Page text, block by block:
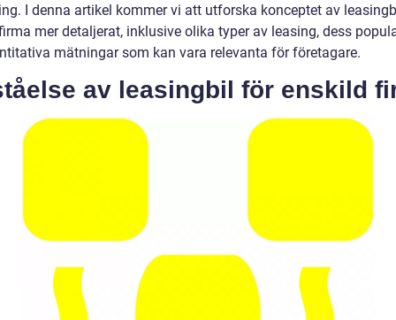
I denna artikel kommer vi att utforska konceptet av
mer detaljerat, inklusive olika typer av leasing, dess
mätningar som kan vara relevanta för företagare.
av leasingbil för enskild